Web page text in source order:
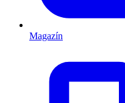
Magazín